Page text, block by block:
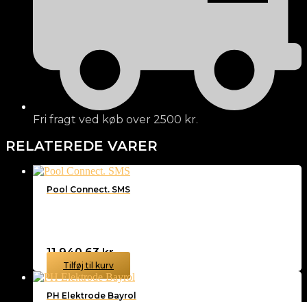
Fri fragt ved køb over 2500 kr.
RELATEREDE VARER
Pool Connect. SMS
11.940,63kr.
Tilføj til kurv
PH Elektrode Bayrol